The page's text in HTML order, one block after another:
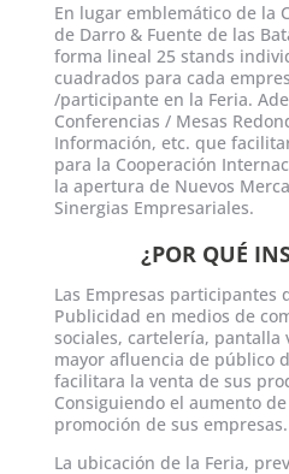
En lugar emblemático de la
de Darro & Fuente de las
forma lineal 25 stands
cuadrados para cada
/participante en la Feria.
Conferencias / Mesas
Información, etc. que
para la Cooperación
la apertura de Nuevos
Sinergias Empresariales.
¿POR QUÉ
Las Empresas participantes
Publicidad en medios de
sociales, cartelería, pantalla
mayor afluencia de público
facilitara la venta de sus
Consiguiendo el aumento
promoción de sus empresas.
La ubicación de la Feria,